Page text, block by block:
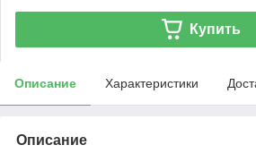
Купить
Описание Характеристики
Описание